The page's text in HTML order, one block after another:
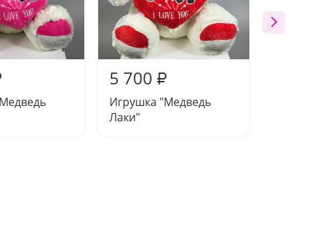
5 700 ₽
Игрушка "Медведь
Лаки"